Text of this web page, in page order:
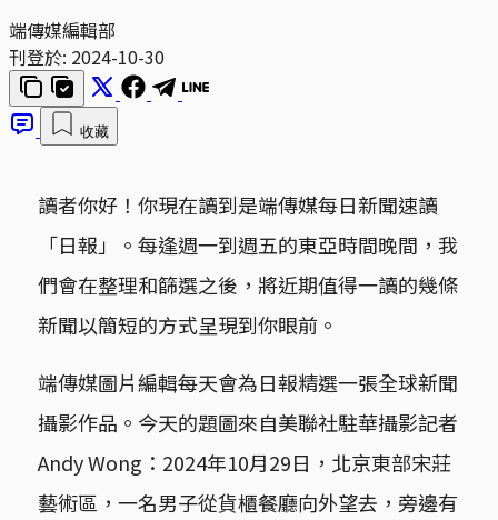
端傳媒編輯部
刊登於: 2024-10-30
收藏
讀者你好！你現在讀到是端傳媒每日新聞速讀
「日報」。每逢週一到週五的東亞時間晚間，我
們會在整理和篩選之後，將近期值得一讀的幾條
新聞以簡短的方式呈現到你眼前。
端傳媒圖片編輯每天會為日報精選一張全球新聞
攝影作品。今天的題圖來自美聯社駐華攝影記者
Andy Wong：2024年10月29日，北京東部宋莊
藝術區，一名男子從貨櫃餐廳向外望去，旁邊有